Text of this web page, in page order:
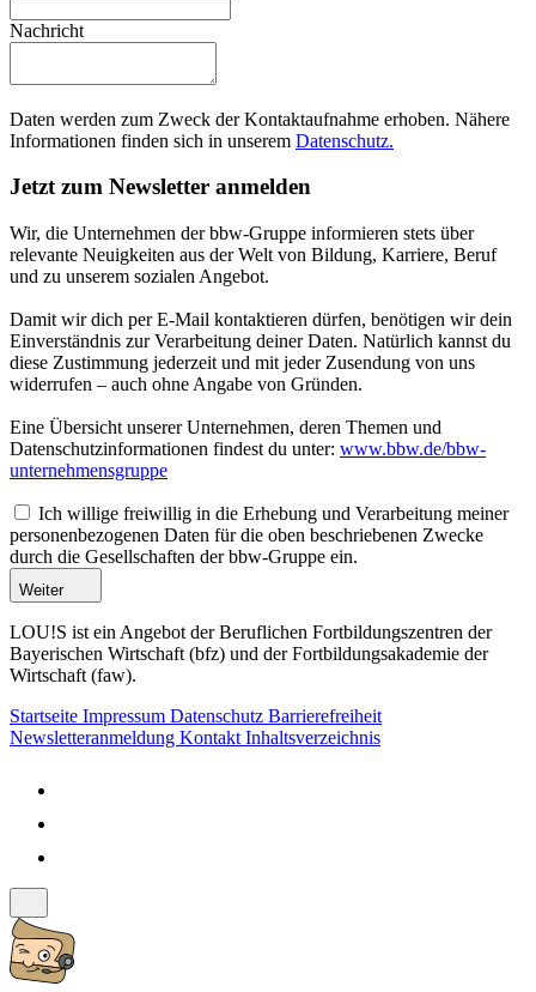
Nachricht
Daten werden zum Zweck der Kontaktaufnahme erhoben. Nähere
Informationen finden sich in unserem Datenschutz.
Jetzt zum Newsletter anmelden
Wir, die Unternehmen der bbw-Gruppe informieren stets über
relevante Neuigkeiten aus der Welt von Bildung, Karriere, Beruf
und zu unserem sozialen Angebot.
Damit wir dich per E-Mail kontaktieren dürfen, benötigen wir dein
Einverständnis zur Verarbeitung deiner Daten. Natürlich kannst du
diese Zustimmung jederzeit und mit jeder Zusendung von uns
widerrufen – auch ohne Angabe von Gründen.
Eine Übersicht unserer Unternehmen, deren Themen und
Datenschutzinformationen findest du unter: www.bbw.de/bbw-
unternehmensgruppe
Ich willige freiwillig in die Erhebung und Verarbeitung meiner
personenbezogenen Daten für die oben beschriebenen Zwecke
durch die Gesellschaften der bbw-Gruppe ein.
Weiter
LOU!S ist ein Angebot der Beruflichen Fortbildungszentren der
Bayerischen Wirtschaft (bfz) und der Fortbildungsakademie der
Wirtschaft (faw).
Startseite Impressum Datenschutz Barrierefreiheit
Newsletteranmeldung Kontakt Inhaltsverzeichnis